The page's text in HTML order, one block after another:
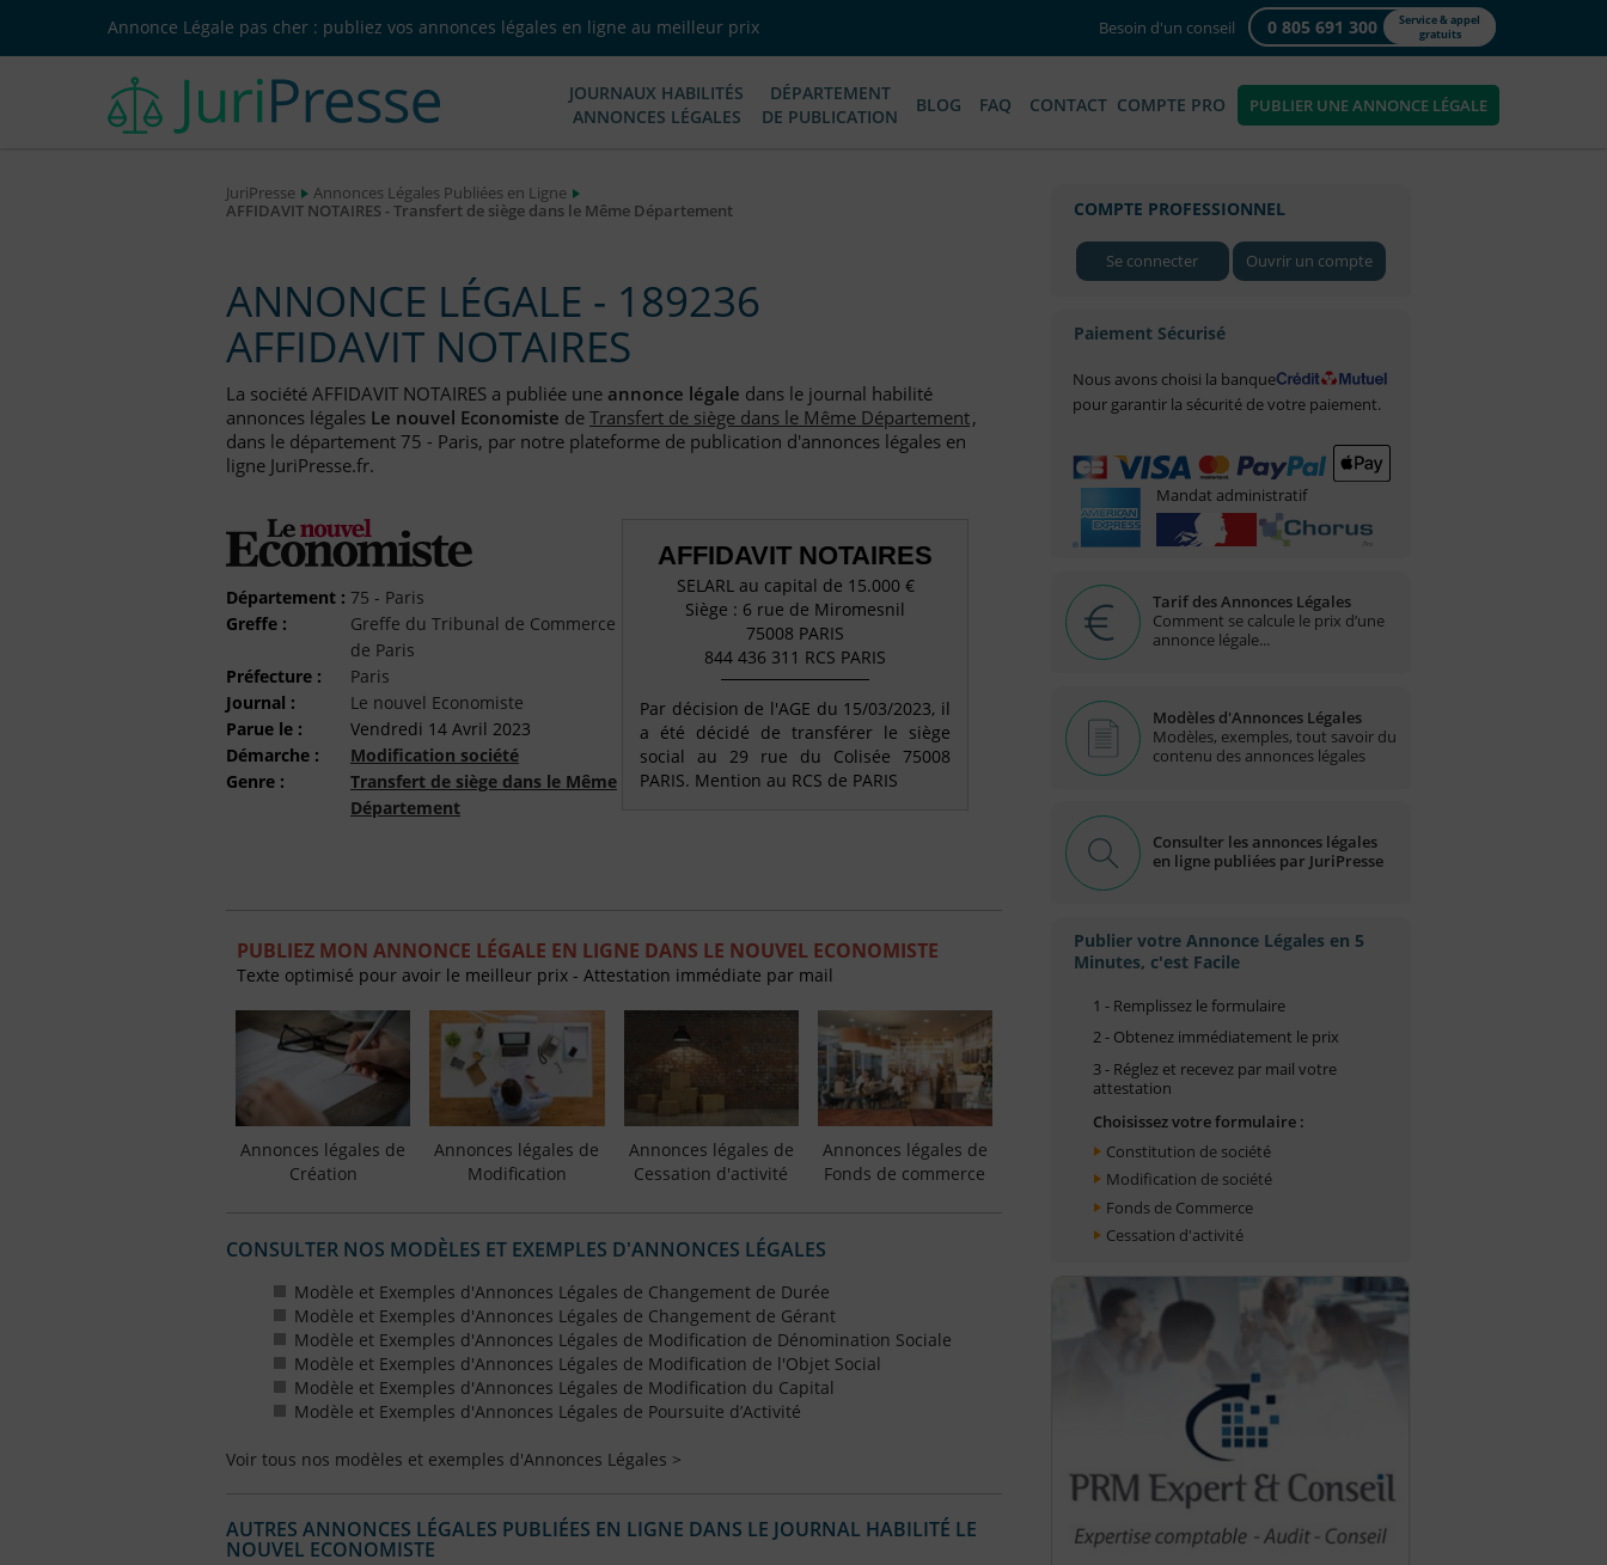
Annonce Légale pas cher : publiez vos annonces légales en ligne au meilleur prix Besoin d'un conseil 0 805 691 300
Service & appel
gratuits
JOURNAUX HABILITÉS
ANNONCES LÉGALES
DÉPARTEMENT
DE PUBLICATION
BLOG FAQ CONTACT COMPTE PRO PUBLIER UNE ANNONCE LÉGALE
JuriPresse
Annonces Légales Publiées en Ligne
AFFIDAVIT NOTAIRES - Transfert de siège dans le Même Département
ANNONCE LÉGALE - 189236
AFFIDAVIT NOTAIRES
La société AFFIDAVIT NOTAIRES a publiée une annonce légale dans le journal habilité
annonces légales Le nouvel Economiste deTransfert de siège dans le Même Département,
dans le département 75 - Paris, par notre plateforme de publication d'annonces légales en
ligne JuriPresse.fr.
Département : 75 - Paris
Greffe :
Greffe du Tribunal de Commerce
de Paris
Préfecture :
Paris
Journal :
Le nouvel Economiste
Parue le :
Vendredi 14 Avril 2023
Démarche :
Modification société
Genre :
Transfert de siège dans le Même
Département
AFFIDAVIT NOTAIRES
SELARL au capital de 15.000 €
Siège : 6 rue de Miromesnil
75008 PARIS
844 436 311 RCS PARIS
Par décision de l'AGE du 15/03/2023, il
a été décidé de transférer le siège
social au 29 rue du Colisée 75008
PARIS. Mention au RCS de PARIS
PUBLIEZ MON ANNONCE LÉGALE EN LIGNE DANS LE NOUVEL ECONOMISTE
Texte optimisé pour avoir le meilleur prix - Attestation immédiate par mail
Annonces légales de
Création
Annonces légales de
Modification
Annonces légales de
Cessation d'activité
Annonces légales de
Fonds de commerce
CONSULTER NOS MODÈLES ET EXEMPLES D'ANNONCES LÉGALES
Modèle et Exemples d'Annonces Légales de Changement de Durée
Modèle et Exemples d'Annonces Légales de Changement de Gérant
Modèle et Exemples d'Annonces Légales de Modification de Dénomination Sociale
Modèle et Exemples d'Annonces Légales de Modification de l'Objet Social
Modèle et Exemples d'Annonces Légales de Modification du Capital
Modèle et Exemples d'Annonces Légales de Poursuite d’Activité
Voir tous nos modèles et exemples d'Annonces Légales >
AUTRES ANNONCES LÉGALES PUBLIÉES EN LIGNE DANS LE JOURNAL HABILITÉ LE
NOUVEL ECONOMISTE
COMPTE PROFESSIONNEL
Se connecter Ouvrir un compte
Paiement Sécurisé
Nous avons choisi la banque
pour garantir la sécurité de votre paiement.
Mandat administratif
Tarif des Annonces Légales
Comment se calcule le prix d’une
annonce légale...
Modèles d'Annonces Légales
Modèles, exemples, tout savoir du
contenu des annonces légales
Consulter les annonces légales
en ligne publiées par JuriPresse
Publier votre Annonce Légales en 5
Minutes, c'est Facile
1 - Remplissez le formulaire
2 - Obtenez immédiatement le prix
3 - Réglez et recevez par mail votre
attestation
Choisissez votre formulaire :
Constitution de société
Modification de société
Fonds de Commerce
Cessation d'activité